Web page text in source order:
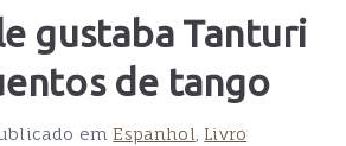
gustaba Tanturi
de tango
em Espanhol Livro